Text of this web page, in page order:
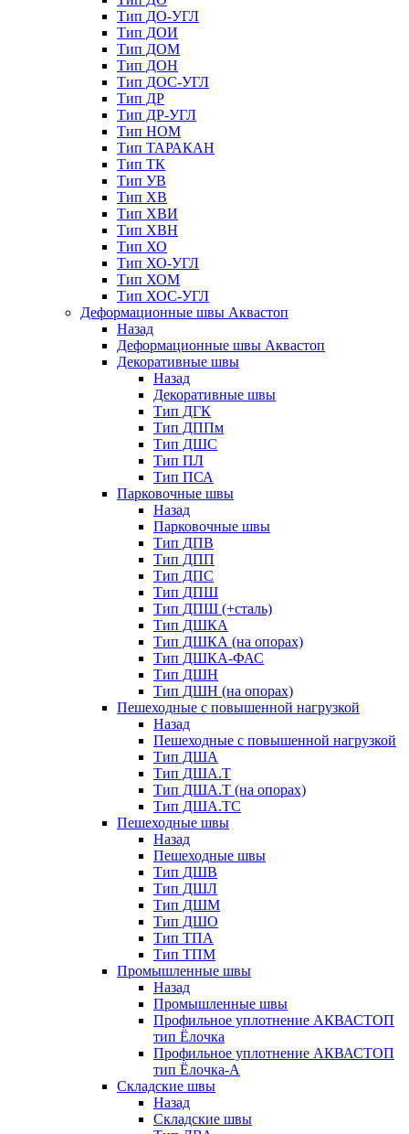
Тип ДО-УГЛ
Тип ДОИ
Тип ДОМ
Тип ДОН
Тип ДОС-УГЛ
Тип ДР
Тип ДР-УГЛ
Тип НОМ
Тип ТАРАКАН
Тип ТК
Тип УВ
Тип ХВ
Тип ХВИ
Тип ХВН
Тип ХО
Тип ХО-УГЛ
Тип ХОМ
Тип ХОС-УГЛ
Деформационные швы Аквастоп
Назад
Деформационные швы Аквастоп
Декоративные швы
Назад
Декоративные швы
Тип ДГК
Тип ДППм
Тип ДШС
Тип ПЛ
Тип ПСА
Парковочные швы
Назад
Парковочные швы
Тип ДПВ
Тип ДПП
Тип ДПС
Тип ДПШ
Тип ДПШ (+сталь)
Тип ДШКА
Тип ДШКА (на опорах)
Тип ДШКА-ФАС
Тип ДШН
Тип ДШН (на опорах)
Пешеходные с повышенной нагрузкой
Назад
Пешеходные с повышенной нагрузкой
Тип ДША
Тип ДША.Т
Тип ДША.Т (на опорах)
Тип ДША.ТС
Пешеходные швы
Назад
Пешеходные швы
Тип ДШВ
Тип ДШЛ
Тип ДШМ
Тип ДШО
Тип ТПА
Тип ТПМ
Промышленные швы
Назад
Промышленные швы
Профильное уплотнение АКВАСТОП
тип Ёлочка
Профильное уплотнение АКВАСТОП
тип Ёлочка-А
Складские швы
Назад
Складские швы